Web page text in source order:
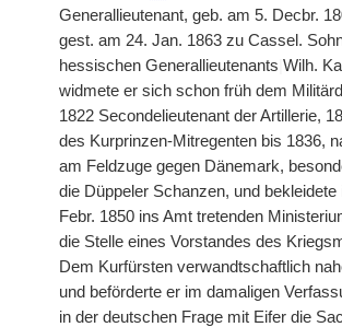
Generallieutenant, geb. am 5. Decbr.
gest. am 24. Jan. 1863 zu Cassel.
hessischen Generallieutenants Wilh.
widmete er sich schon früh dem
1822 Secondelieutenant der Artillerie,
des Kurprinzen-Mitregenten bis 1836,
am Feldzuge gegen Dänemark,
die Düppeler Schanzen, und bekleidete
Febr. 1850 ins Amt tretenden
die Stelle eines Vorstandes des
Dem Kurfürsten verwandtschaftlich
und beförderte er im damaligen
in der deutschen Frage mit Eifer die